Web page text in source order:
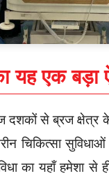
एक बड़ा
से ब्रज क्षेत्र
चिकित्सा
का यहाँ हमेशा से